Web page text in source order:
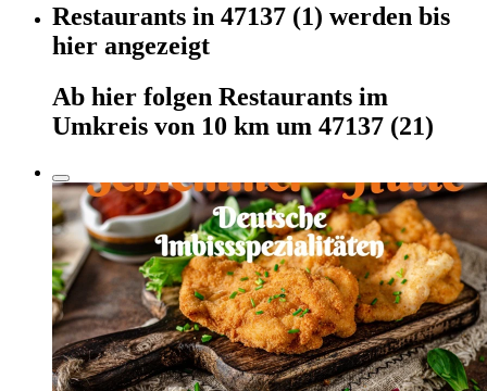
Restaurants in 47137 (1) werden bis
hier angezeigt
Ab hier folgen Restaurants im
Umkreis von 10 km um 47137 (21)